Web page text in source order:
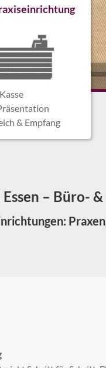
& Empfang
– Büro-